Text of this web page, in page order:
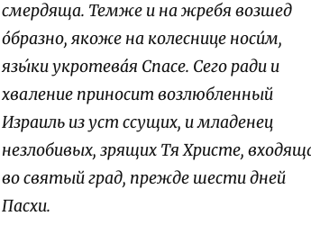
смердяща. Темже и на жребя возшед
о́бразно, якоже на колеснице носи́м,
язы́ки укротева́я Спасе. Сего ради и
хваление приносит возлюбленный
Израиль из уст ссущих, и младенец
незлобивых, зрящих Тя Христе,
во святый град, прежде шести дней
Пасхи.